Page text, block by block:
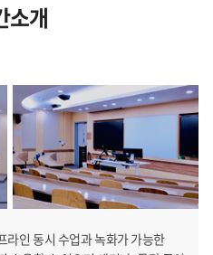
소개
인 동시 수업과 녹화가 가능한